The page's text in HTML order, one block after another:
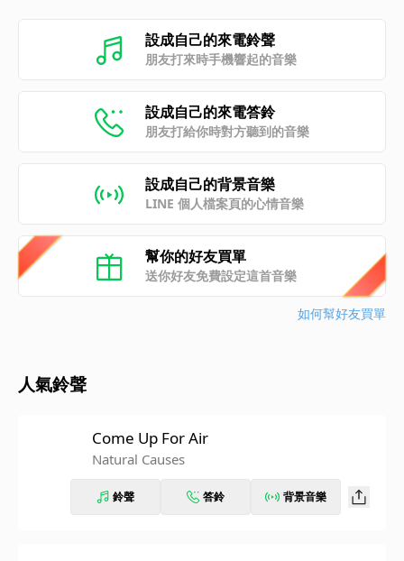
設成自己的來電鈴聲
朋友打來時手機響起的音樂
設成自己的來電答鈴
朋友打給你時對方聽到的音樂
設成自己的背景音樂
LINE 個人檔案頁的心情音樂
幫你的好友買單
送你好友免費設定這首音樂
如何幫好友買單
人氣鈴聲
Come Up For Air
Natural Causes
鈴聲 答鈴 背景音樂